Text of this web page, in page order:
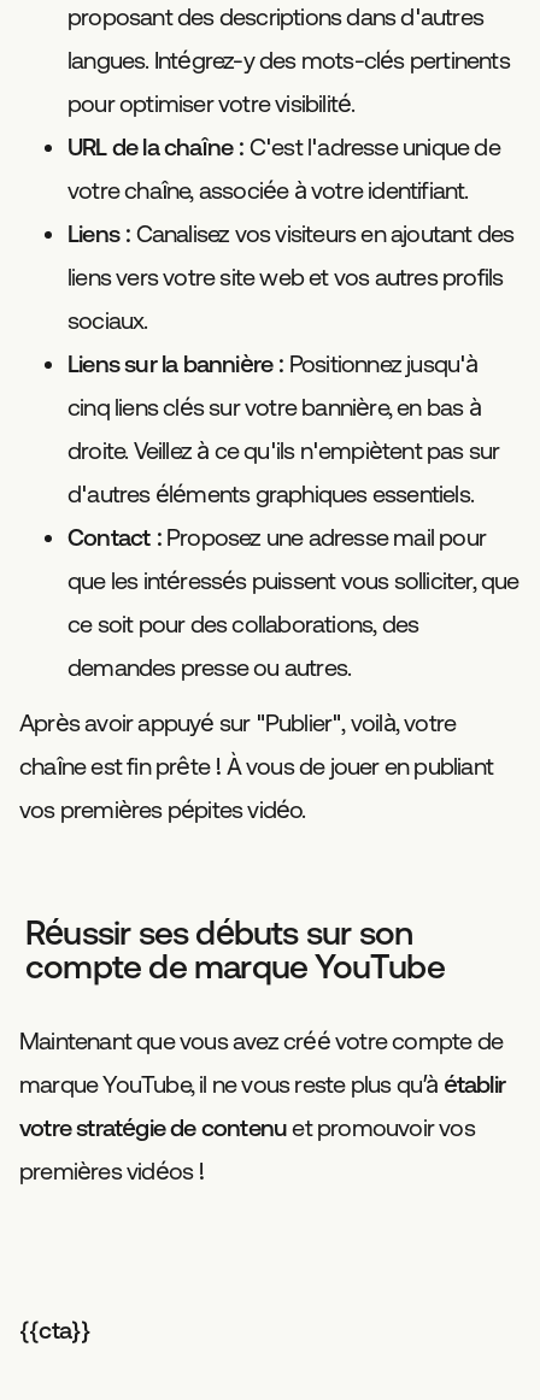
proposant des descriptions dans d'autres
langues. Intégrez-y des mots-clés pertinents
pour optimiser votre visibilité.
URL de la chaîne: C'est l'adresse unique de
votre chaîne, associée à votre identifiant.
Liens: Canalisez vos visiteurs en ajoutant des
liens vers votre site web et vos autres profils
sociaux.
Liens sur la bannière: Positionnez jusqu'à
cinq liens clés sur votre bannière, en bas à
droite. Veillez à ce qu'ils n'empiètent pas sur
d'autres éléments graphiques essentiels.
Contact: Proposez une adresse mail pour
que les intéressés puissent vous solliciter, que
ce soit pour des collaborations, des
demandes presse ou autres.
Après avoir appuyé sur "Publier", voilà, votre
chaîne est fin prête ! À vous de jouer en publiant
vos premières pépites vidéo.
Réussir ses débuts sur son
compte de marque YouTube
Maintenant que vous avez créé votre compte de
marque YouTube, il ne vous reste plus qu’à établir
votre stratégie de contenuet promouvoir vos
premières vidéos !
{{cta}}